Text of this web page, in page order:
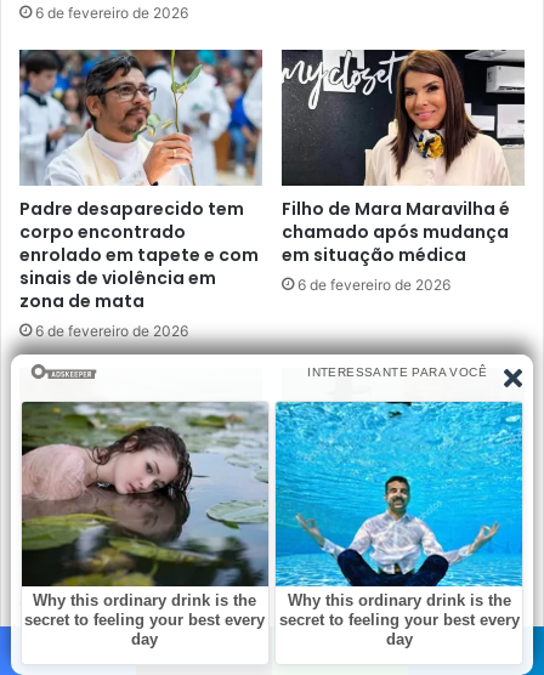
6 de fevereiro de 2026
Padre desaparecido tem
corpo encontrado
enrolado em tapete e com
sinais de violência em
zona de mata
6 de fevereiro de 2026
Filho de Mara Maravilha é
chamado após mudança
em situação médica
6 de fevereiro de 2026
Avião pilotado por cantor
sertanejo entra em pane e
é consumido pelo fogo
6 de fevereiro de 2026
Avião cai e deixa 6
pessoas mortas, entre as
vítimas estava o querido
Da… Ver mais
6 de fevereiro de 2026